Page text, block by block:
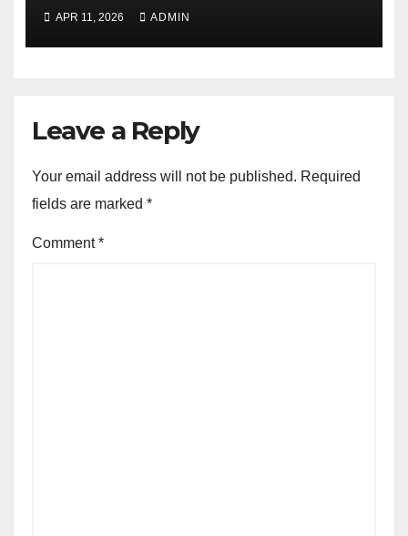
APR 11, 2026 ADMIN
Leave a Reply
Your email address will not be published. Required
fields are marked *
Comment*